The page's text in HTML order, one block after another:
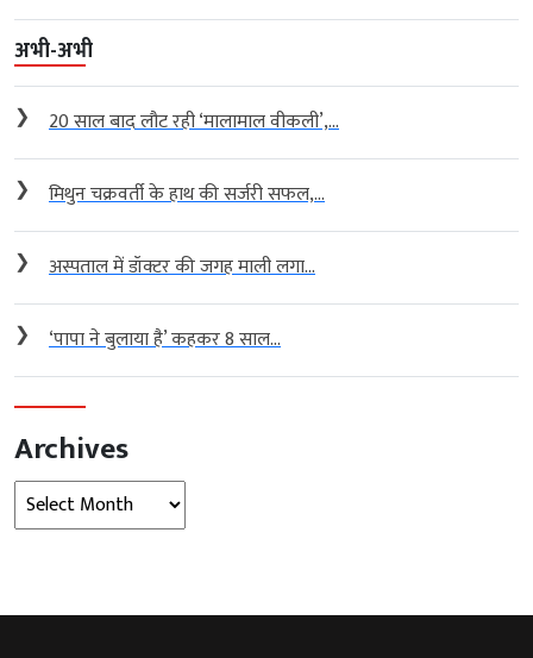
अभी-अभी
❯ 20 साल बाद लौट रही ‘मालामाल वीकली’,...
❯ मिथुन चक्रवर्ती के हाथ की सर्जरी सफल,...
❯ अस्पताल में डॉक्टर की जगह माली लगा...
❯ ‘पापा ने बुलाया है’ कहकर 8 साल...
Archives
Archives